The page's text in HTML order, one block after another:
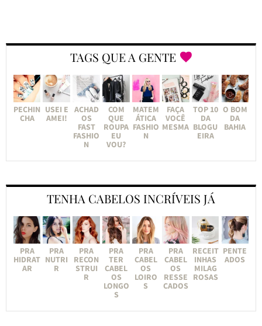
TAGS QUE A GENTE
PECHIN
CHA
USEI E
AMEI!
ACHAD
OS
FAST
FASHIO
N
COM
QUE
ROUPA
EU
VOU?
MATEM
ÁTICA
FASHIO
N
FAÇA
VOCÊ
MESMA
TOP 10
DA
BLOGU
EIRA
O BOM
DA
BAHIA
TENHA CABELOS INCRÍVEIS JÁ
PRA
HIDRAT
AR
PRA
NUTRI
R
PRA
RECON
STRUI
R
PRA
TER
CABEL
OS
LONGO
S
PRA
CABEL
OS
LOIRO
S
PRA
CABEL
OS
RESSE
CADOS
RECEIT
INHAS
MILAG
ROSAS
PENTE
ADOS